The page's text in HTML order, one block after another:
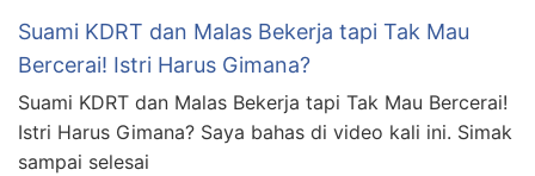
Suami KDRT dan Malas Bekerja tapi Tak Mau
Bercerai! Istri Harus Gimana?
Suami KDRT dan Malas Bekerja tapi Tak Mau Bercerai!
Istri Harus Gimana? Saya bahas di video kali ini. Simak
sampai selesai